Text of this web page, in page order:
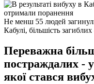
Не менш 55 людей
Кабулі, більшість
Переважна
постраждалих -
якої стався